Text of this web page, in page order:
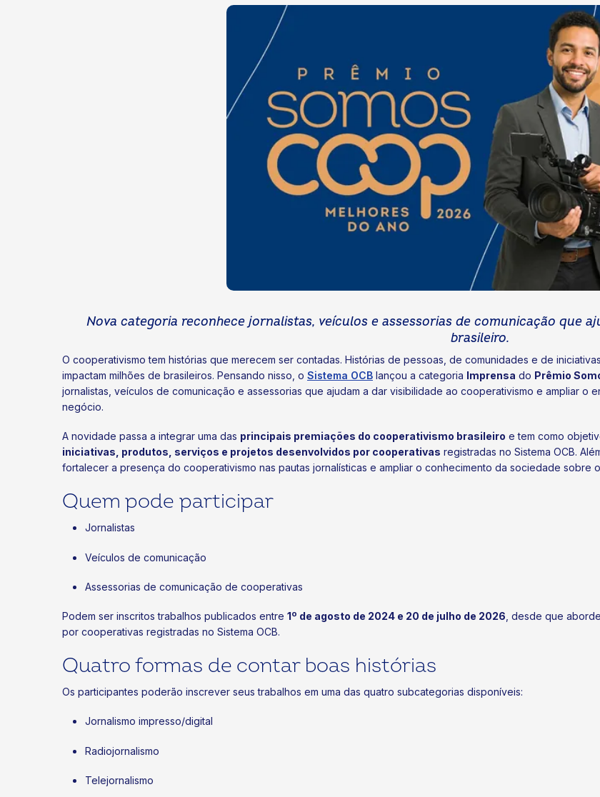
Nova categoria reconhece jornalistas, veículos e assessorias de comunicação que
brasileiro.
O cooperativismo tem histórias que merecem ser contadas. Histórias de pessoas, de comunidades e de
impactam milhões de brasileiros. Pensando nisso, o Sistema OCB lançou a categoria Imprensa do Prêmio
jornalistas, veículos de comunicação e assessorias que ajudam a dar visibilidade ao cooperativismo e ampliar
negócio.
A novidade passa a integrar uma das principais premiações do cooperativismo brasileiro e tem como
iniciativas, produtos, serviços e projetos desenvolvidos por cooperativas registradas no Sistema OCB.
fortalecer a presença do cooperativismo nas pautas jornalísticas e ampliar o conhecimento da sociedade sobre
Quem pode participar
Jornalistas
Veículos de comunicação
Assessorias de comunicação de cooperativas
Podem ser inscritos trabalhos publicados entre 1º de agosto de 2024 e 20 de julho de 2026 , desde que
por cooperativas registradas no Sistema OCB.
Quatro formas de contar boas histórias
Os participantes poderão inscrever seus trabalhos em uma das quatro subcategorias disponíveis:
Jornalismo impresso/digital
Radiojornalismo
Telejornalismo